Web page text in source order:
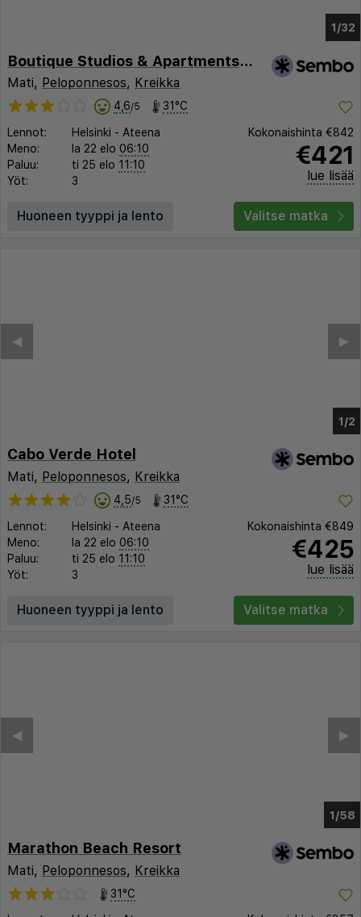
1/30
Boutique Studios & Apartments-by Avelink
Mati, Peloponnesos, Kreikka
4,6/5 31°C
Lennot: Helsinki - Ateena
Meno:
la 22 elo 06:10
Paluu:
ti 25 elo 11:10
Yöt:
3
Kokonaishinta €842
€421
lue lisää
Huoneen tyyppi ja lento Valitse matka
Cabo Verde Hotel
Mati, Peloponnesos, Kreikka
4,5/5 31°C
Lennot: Helsinki - Ateena
Meno:
la 22 elo 06:10
Paluu:
ti 25 elo 11:10
Yöt:
3
Kokonaishinta €849
€425
lue lisää
Huoneen tyyppi ja lento Valitse matka
1/55
▶︎
◀︎
Marathon Beach Resort
Mati, Peloponnesos, Kreikka
31°C